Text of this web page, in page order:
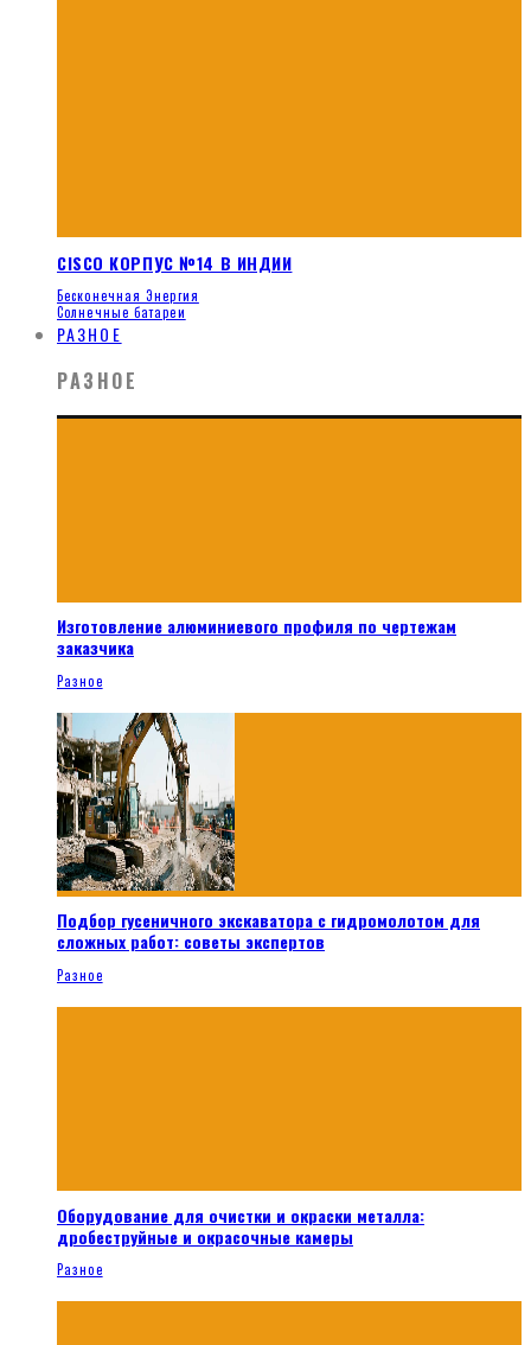
CISCO КОРПУС №14 В ИНДИИ
Бесконечная Энергия
Солнечные батареи
РАЗНОЕ
РАЗНОЕ
Изготовление алюминиевого профиля по чертежам
заказчика
Разное
Подбор гусеничного экскаватора с гидромолотом для
сложных работ: советы экспертов
Разное
Оборудование для очистки и окраски металла:
дробеструйные и окрасочные камеры
Разное